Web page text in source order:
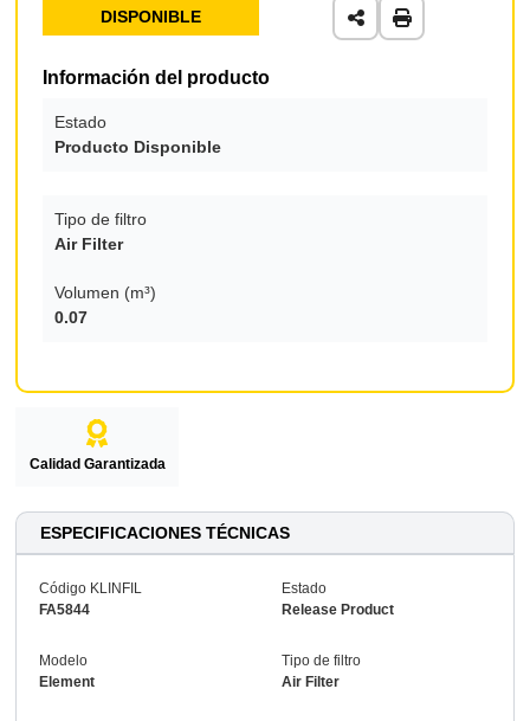
DISPONIBLE
Información del producto
Estado
Producto Disponible
Tipo de filtro
Air Filter
Volumen (m³)
0.07
Calidad Garantizada
ESPECIFICACIONES TÉCNICAS
Código KLINFIL
FA5844
Estado
Release Product
Modelo
Element
Tipo de filtro
Air Filter